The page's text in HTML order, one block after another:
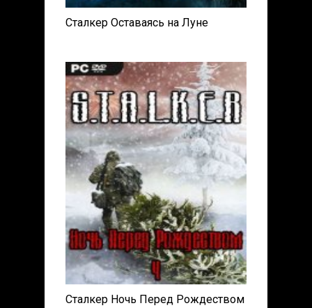
Сталкер Оставаясь на Луне
Сталкер Ночь Перед Рождеством